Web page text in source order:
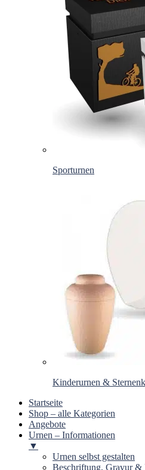
Sporturnen
Kinderurnen &
Startseite
Shop – alle Kategorien
Angebote
Urnen – Informationen
▼
Urnen selbst gestalten
Beschriftung, Gravur &